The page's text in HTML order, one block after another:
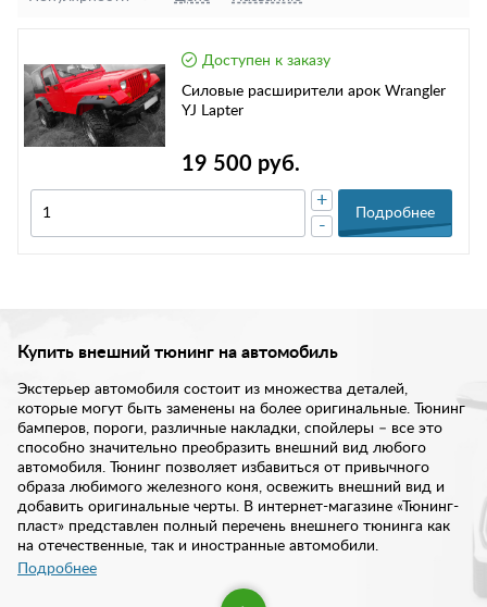
Доступен к заказу
Силовые расширители арок Wrangler
YJ Lapter
19 500 руб.
-
+
Подробнее
Купить внешний тюнинг на автомобиль
Экстерьер автомобиля состоит из множества деталей,
которые могут быть заменены на более оригинальные. Тюнинг
бамперов, пороги, различные накладки, спойлеры – все это
способно значительно преобразить внешний вид любого
автомобиля. Тюнинг позволяет избавиться от привычного
образа любимого железного коня, освежить внешний вид и
добавить оригинальные черты. В интернет-магазине «Тюнинг-
пласт» представлен полный перечень внешнего тюнинга как
на отечественные, так и иностранные автомобили.
Ассортимент нашего каталога включает такие элементы
Подробнее